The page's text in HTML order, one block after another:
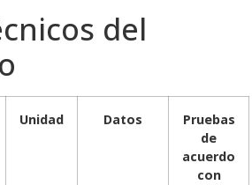
del
Unidad Datos
Pruebas
de
acuerdo
con